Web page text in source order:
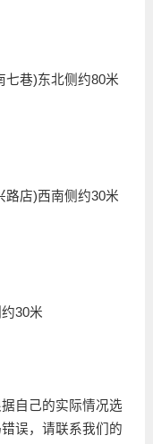
七巷)东北侧约80米
路店)西南侧约30米
30米
自己的实际情况选
误，请联系我们的